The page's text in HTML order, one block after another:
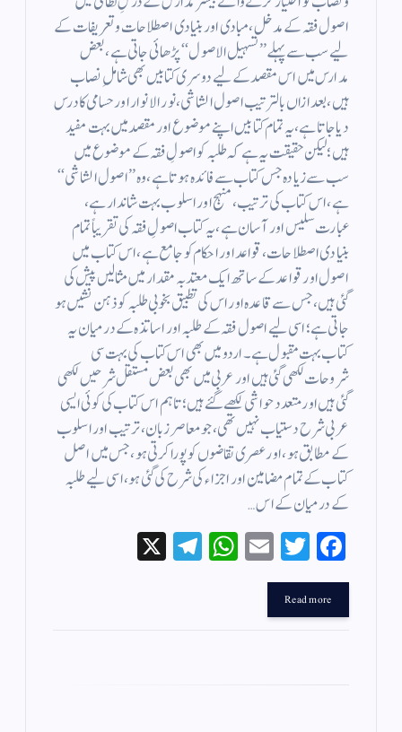
اصول فقہ کے مدخل، مبادی اور بنیادی اصطلاحات وتعریفات کے
لیے سب سے پہلے’’ تسہیل الاصول ‘‘ پڑھائی جاتی ہے، بعض
مدارس میں اس مقصد کے لیے دوسری کتابیں بھی شاملِ نصاب
ہیں، بعد ازاں بالترتیب اصول الشاشی، نور الانوار اور حسامی کا درس
دیا جاتا ہے، یہ تمام کتابیں اپنے موضوع اور مقصد میں بہت مفید
ہیں؛ لیکن حقیقت یہ ہے کہ طلبہ کو اصولِ فقہ کے موضوع میں
سب سے زیادہ جس کتاب سے فائدہ ہوتا ہے، وہ ’’ اصول الشاشی ‘‘
ہے، اس کتاب کی ترتیب ، منہج اور اسلوب بہت شاندار ہے،
عبارت سلیس اور آسان ہے، یہ کتاب اصولِ فقہ کی تقریباً تمام
بنیادی اصطلاحات، قواعد اور احکام کو جامع ہے، ا س کتاب میں
اصول اور قواعد کے ساتھ ایک معتد بہ مقدار میں مثالیں پیش کی
گئی ہیں، جس سے قاعدہ اور اس کی تطبیق بخوبی طلبہ کو ذہن نشیں ہو
جاتی ہے؛ اسی لیے اصول فقہ کے طلبہ اور اساتذہ کے درمیان یہ
کتاب بہت مقبول ہے۔اردو میں بھی اس کتاب کی بہت سی
شروحات لکھی گئی ہیں اور عربی میں بھی بعض مستقل شرحیں لکھی
گئی ہیں اور متعدد حواشی لکھے گئے ہیں؛ تاہم اس کتاب کی کوئی ایسی
عربی شرح دستیاب نہیں تھی، جو معاصر زبان، ترتیب اور اسلوب
کے مطابق ہو، اور عصری تقاضوں کوپورا کرتی ہو، جس میں اصل
کتاب کے تمام مضامین اور اجزاء کی شرح کی گئی ہو، اسی لیے طلبہ
کے درمیان کے اس…
Fa
ce
bo
ok
T
wi
r
E
W
Te
Read more